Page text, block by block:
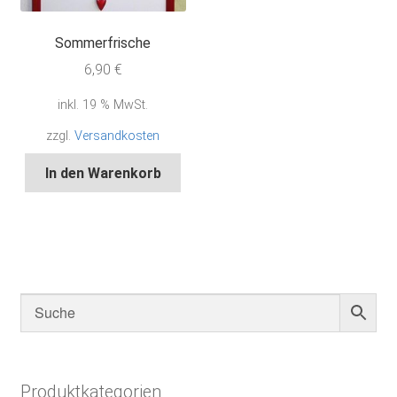
Sommerfrische
6,90 €
inkl. 19 % MwSt.
zzgl.Versandkosten
In den Warenkorb
Produktkategorien